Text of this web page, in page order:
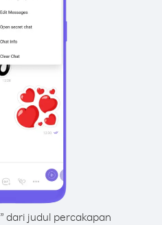
dari judul percakapan